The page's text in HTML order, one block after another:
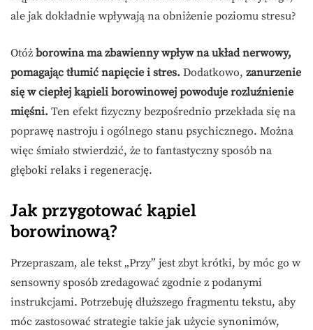
ale jak dokładnie wpływają na obniżenie poziomu stresu?
Otóż borowina ma zbawienny wpływ na układ nerwowy,
pomagając tłumić napięcie i stres. Dodatkowo, zanurzenie
się w ciepłej kąpieli borowinowej powoduje rozluźnienie
mięśni. Ten efekt fizyczny bezpośrednio przekłada się na
poprawę nastroju i ogólnego stanu psychicznego. Można
więc śmiało stwierdzić, że to fantastyczny sposób na
głęboki relaks i regenerację.
Jak przygotować kąpiel
borowinową?
Przepraszam, ale tekst „Przy” jest zbyt krótki, by móc go w
sensowny sposób zredagować zgodnie z podanymi
instrukcjami. Potrzebuję dłuższego fragmentu tekstu, aby
móc zastosować strategie takie jak użycie synonimów,